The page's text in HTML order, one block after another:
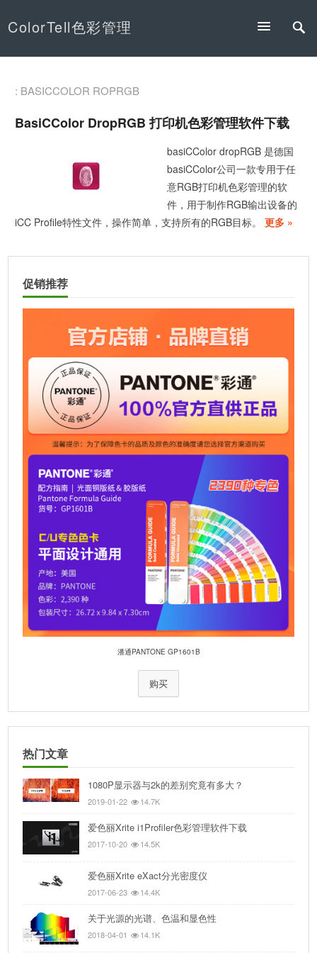
ColorTell色彩管理
: BASICCOLOR ROPRGB
BasiCColor DropRGB 打印机色彩管理软件下载
basiCColor dropRGB 是德国
basiCColor公司一款专用于任
意RGB打印机色彩管理的软
件，用于制作RGB输出设备的
iCC Profile特性文件，操作简单，支持所有的RGB目标。
更多 »
促销推荐
潘通PANTONE GP1601B
购买
热门文章
1080P显示器与2k的差别究竟有多大？
2019-01-22 14.7K
爱色丽Xrite i1Profiler色彩管理软件下载
2017-10-20 14.5K
爱色丽Xrite eXact分光密度仪
2017-06-23 14.4K
关于光源的光谱、色温和显色性
2018-04-01 14.1K